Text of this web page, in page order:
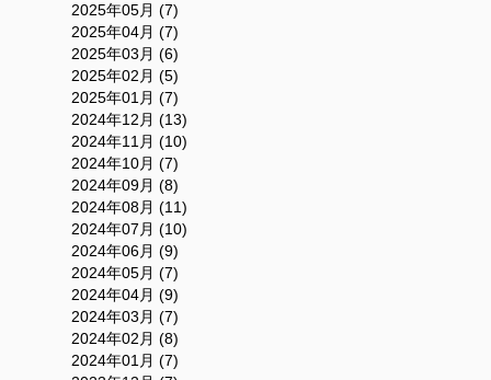
2025年05月 (7)
2025年04月 (7)
2025年03月 (6)
2025年02月 (5)
2025年01月 (7)
2024年12月 (13)
2024年11月 (10)
2024年10月 (7)
2024年09月 (8)
2024年08月 (11)
2024年07月 (10)
2024年06月 (9)
2024年05月 (7)
2024年04月 (9)
2024年03月 (7)
2024年02月 (8)
2024年01月 (7)